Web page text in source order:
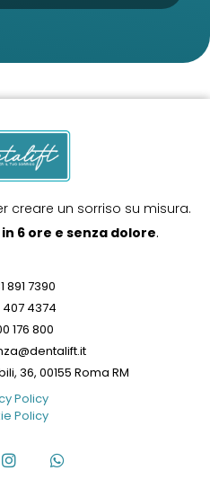
creare un sorriso su misura.
in 6 ore e senza dolore.
891 7390
407 4374
176 800
36, 00155 Roma RM
Policy
Policy